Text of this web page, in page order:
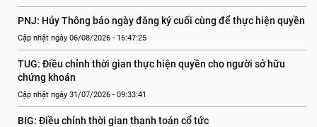
PNJ: Hủy Thông báo ngày đăng ký cuối cùng để thực hiện quyền
Cập nhật ngày 06/08/2026 - 16:47:25
TUG: Điều chỉnh thời gian thực hiện quyền cho người sở hữu
chứng khoán
Cập nhật ngày 31/07/2026 - 09:33:41
BIG: Điều chỉnh thời gian thanh toán cổ tức